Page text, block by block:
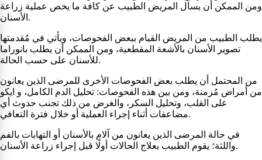
ومن الممكن أن يسأل المريض الطبيب عن كافة ما يخص عملية زراعة
الأسنان.
يطلب الطبيب من المريض القيام ببعض الفحوصات، ويأتي في مُقدمتها
تصوير الأسنان بالأشعة المقطعية، ومن الممكن أن يطلب بانوراما
للأسنان على حسب الحالة.
من المحتمل أن يطلب بعض الفحوصات الأخرى للمرضى الذين يعانون
من أمراض مُزمنة، ومن بين هذه الفحوصات: تحليل الدم الكامل، و ايكو
على القلب، وتحليل السكر، والغرض من ذلك تجنب حدوث أي
مضاعفات أثناء إجراء العملية أو خلال فترة التعافي.
في حالة المرضى الذين يعانون من آلام بالأسنان أو التهابات بالفم
واللثة؛ يقوم الطبيب بعلاج الحالات أولًا قبل إجراء زراعة الأسنان.